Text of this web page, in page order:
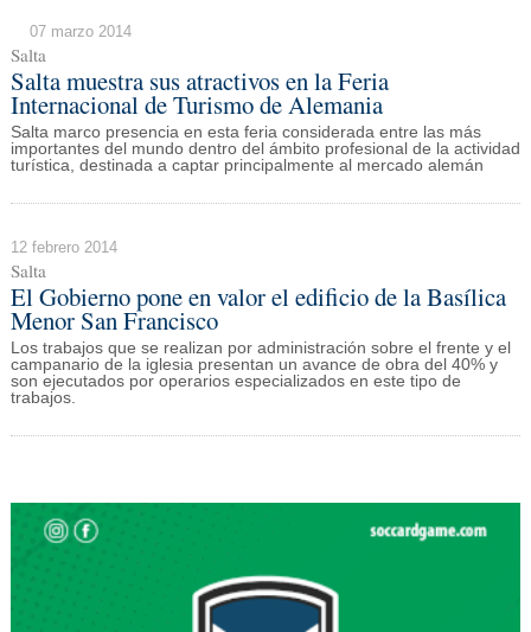
07 marzo 2014
Salta
Salta muestra sus atractivos en la Feria
Internacional de Turismo de Alemania
Salta marco presencia en esta feria considerada entre las más
importantes del mundo dentro del ámbito profesional de la actividad
turística, destinada a captar principalmente al mercado alemán
12 febrero 2014
Salta
El Gobierno pone en valor el edificio de la Basílica
Menor San Francisco
Los trabajos que se realizan por administración sobre el frente y el
campanario de la iglesia presentan un avance de obra del 40% y
son ejecutados por operarios especializados en este tipo de
trabajos.